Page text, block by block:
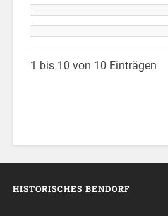
1 bis 10 von 10 Einträgen
HISTORISCHES BENDORF